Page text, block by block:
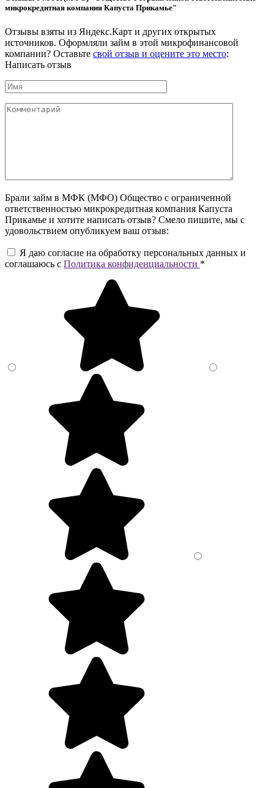
микрокредитная компания Капуста Прикамье"
Отзывы взяты из Яндекс.Карт и других открытых
источников. Оформляли займ в этой микрофинансовой
компании? Оставьте свой отзыв и оцените это место:
Написать отзыв
Брали займ в МФК (МФО) Общество с ограниченной
ответственностью микрокредитная компания Капуста
Прикамье и хотите написать отзыв? Смело пишите, мы с
удовольствием опубликуем ваш отзыв:
Я даю согласие на обработку персональных данных и
соглашаюсь c Политика конфиденциальности *